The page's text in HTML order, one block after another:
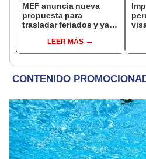
MEF anuncia nueva
propuesta para
trasladar feriados y ya
“Lunes es mejor día”
LEER MÁS